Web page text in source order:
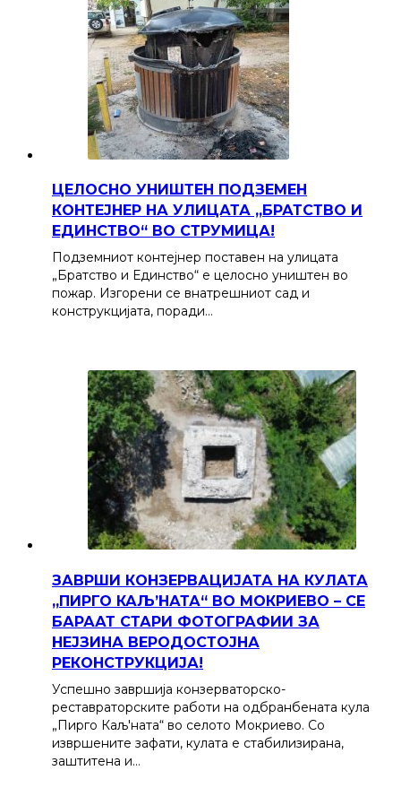
ЦЕЛОСНО УНИШТЕН ПОДЗЕМЕН
КОНТЕЈНЕР НА УЛИЦАТА „БРАТСТВО И
ЕДИНСТВО“ ВО СТРУМИЦА!
Подземниот контејнер поставен на улицата
„Братство и Единство“ е целосно уништен во
пожар. Изгорени се внатрешниот сад и
конструкцијата, поради…
ЗАВРШИ КОНЗЕРВАЦИЈАТА НА КУЛАТА
„ПИРГО КАЉ’НАТА“ ВО МОКРИЕВО – СЕ
БАРААТ СТАРИ ФОТОГРАФИИ ЗА
НЕЈЗИНА ВЕРОДОСТОЈНА
РЕКОНСТРУКЦИЈА!
Успешно завршија конзерваторско-
реставраторските работи на одбранбената кула
„Пирго Каљ'ната“ во селото Мокриево. Со
извршените зафати, кулата е стабилизирана,
заштитена и…